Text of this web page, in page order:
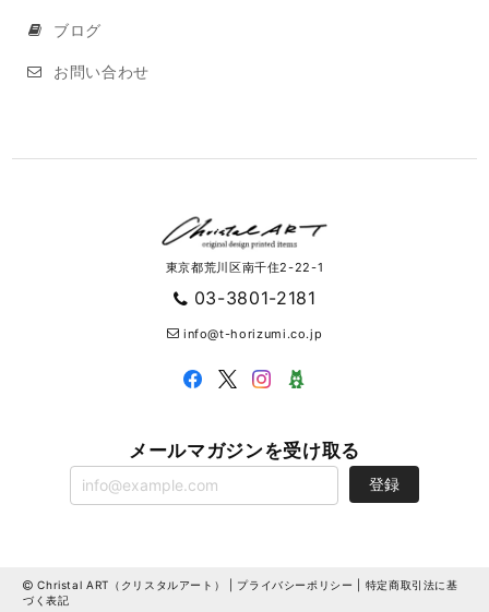
ブログ
お問い合わせ
東京都荒川区南千住2-22-1
03-3801-2181
info@t-horizumi.co.jp
メールマガジンを受け取る
登録
Christal ART（クリスタルアート） | プライバシーポリシー
特定商取引法に基
づく表記